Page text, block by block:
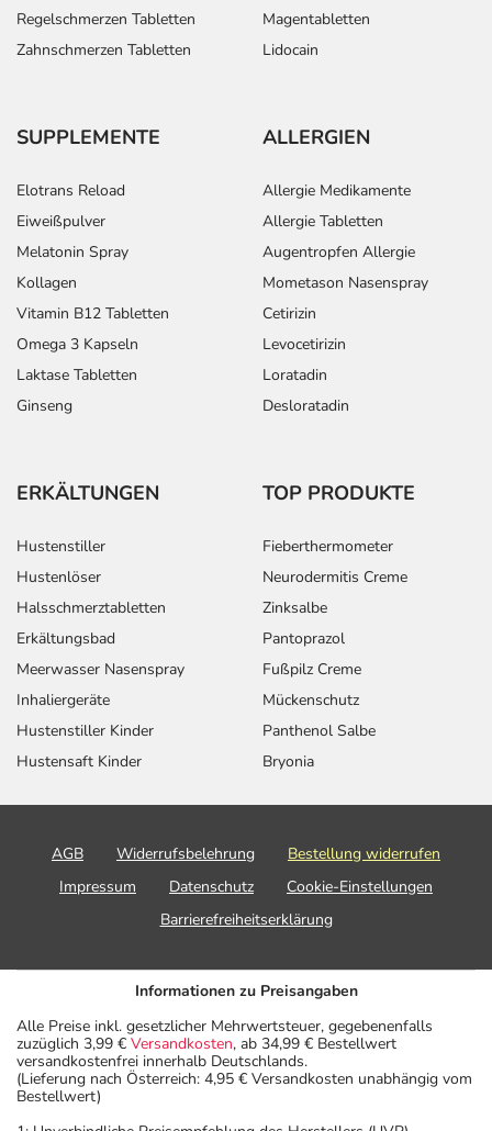
Regelschmerzen Tabletten
Zahnschmerzen Tabletten
Magentabletten
Lidocain
SUPPLEMENTE
Elotrans Reload
Eiweißpulver
Melatonin Spray
Kollagen
Vitamin B12 Tabletten
Omega 3 Kapseln
Laktase Tabletten
Ginseng
ALLERGIEN
Allergie Medikamente
Allergie Tabletten
Augentropfen Allergie
Mometason Nasenspray
Cetirizin
Levocetirizin
Loratadin
Desloratadin
ERKÄLTUNGEN
Hustenstiller
Hustenlöser
Halsschmerztabletten
Erkältungsbad
Meerwasser Nasenspray
Inhaliergeräte
Hustenstiller Kinder
Hustensaft Kinder
TOP PRODUKTE
Fieberthermometer
Neurodermitis Creme
Zinksalbe
Pantoprazol
Fußpilz Creme
Mückenschutz
Panthenol Salbe
Bryonia
AGB Widerrufsbelehrung
Bestellung widerrufen
Impressum
Datenschutz
Cookie-Einstellungen
Barrierefreiheitserklärung
Informationen zu Preisangaben
Alle Preise inkl. gesetzlicher Mehrwertsteuer, gegebenenfalls
zuzüglich 3,99 € Versandkosten, ab 34,99 € Bestellwert
versandkostenfrei innerhalb Deutschlands.
(Lieferung nach Österreich: 4,95 € Versandkosten unabhängig vom
Bestellwert)